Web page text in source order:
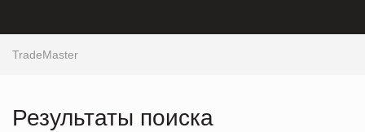
TradeMaster
Результаты поиска